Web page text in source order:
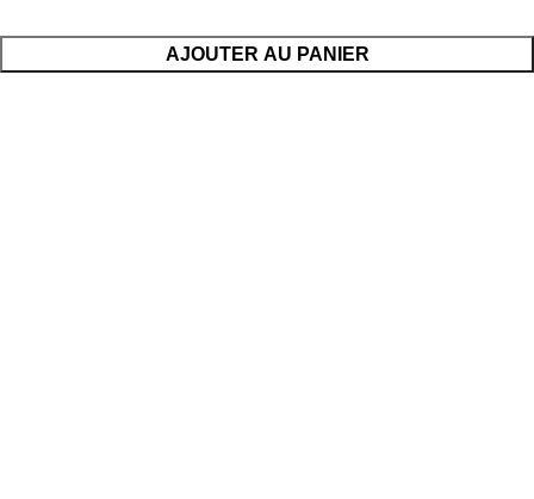
AJOUTER AU PANIER